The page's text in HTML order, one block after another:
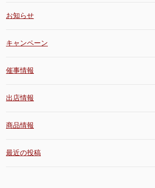
お知らせ
キャンペーン
催事情報
出店情報
商品情報
最近の投稿